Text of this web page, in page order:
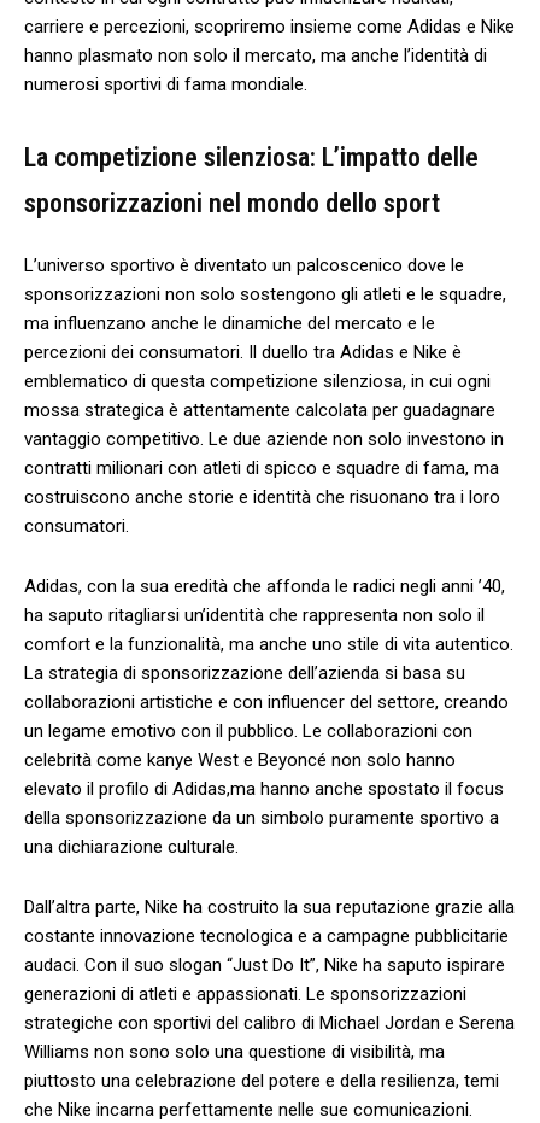
carriere e percezioni, scopriremo insieme ⁤come Adidas‍ e ‌Nike
hanno plasmato non ​solo il mercato, ma anche l’identità di
numerosi sportivi di fama mondiale.
La competizione silenziosa: L’impatto‌ delle
sponsorizzazioni nel mondo dello sport
L’universo sportivo è diventato un palcoscenico dove‍ le
sponsorizzazioni non⁢ solo sostengono gli atleti e le squadre,
ma ‍influenzano​ anche le⁣ dinamiche del ​mercato e le
percezioni ‌dei consumatori. ​Il duello tra ‍Adidas e Nike è‌
emblematico di questa competizione silenziosa, in cui ogni
mossa strategica è attentamente calcolata per guadagnare
vantaggio competitivo. Le due⁤ aziende non solo investono in
contratti ‍milionari ⁣con ⁣atleti di spicco e squadre di ‍fama, ma
costruiscono anche​ storie e identità che risuonano tra i loro
consumatori.
Adidas, con la sua eredità che affonda le radici negli‍ anni ’40,
ha saputo ritagliarsi un’identità che rappresenta ⁣non solo il
comfort ⁤e la​ funzionalità, ma anche‌ uno stile di vita autentico.
La strategia di sponsorizzazione⁣ dell’azienda si⁢ basa su⁣
collaborazioni ‍artistiche ‍e con‌ influencer del settore, creando
un legame emotivo con il pubblico.​ Le collaborazioni con
celebrità come kanye West‌ e Beyoncé ​non solo ‍hanno
elevato⁢ il profilo ⁣di Adidas,ma hanno anche spostato ​il focus
⁣della sponsorizzazione da un simbolo⁣ puramente sportivo⁤ a ​
una dichiarazione culturale.
Dall’altra parte, ⁤Nike ha costruito la sua reputazione grazie alla
costante innovazione tecnologica e a ⁤campagne pubblicitarie
audaci. Con il suo slogan “Just Do It”, ‍Nike ha saputo ispirare
generazioni di atleti e appassionati.‍ Le sponsorizzazioni
strategiche con sportivi del ⁢calibro di ‍Michael Jordan e Serena
⁢Williams non sono solo‌ una questione ⁣di visibilità, ma
piuttosto ⁣una celebrazione ⁢del potere e della resilienza, ⁢temi⁢
che Nike incarna ​perfettamente⁣ nelle⁤ sue comunicazioni.